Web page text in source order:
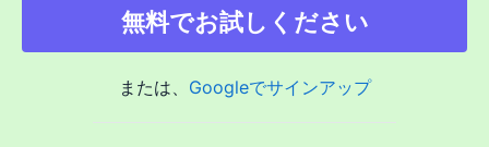
無料でお試しください
または、 Googleでサインアップ